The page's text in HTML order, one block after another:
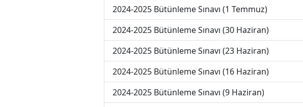
2024-2025 Bütünleme Sınavı (1 Temmuz)
2024-2025 Bütünleme Sınavı (30 Haziran)
2024-2025 Bütünleme Sınavı (23 Haziran)
2024-2025 Bütünleme Sınavı (16 Haziran)
2024-2025 Bütünleme Sınavı (9 Haziran)